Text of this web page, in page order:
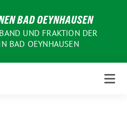
BAD OEYNHAUSEN
UND FRAKTION DER
BAD OEYNHAUSEN